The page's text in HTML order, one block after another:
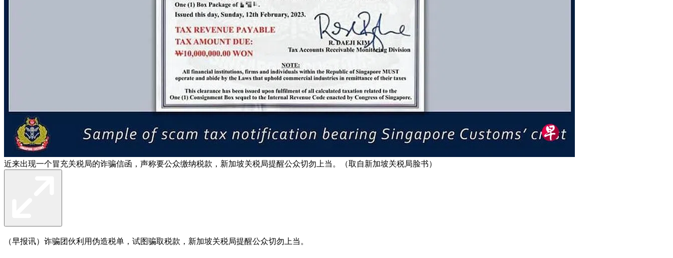
近来出现一个冒充关税局的诈骗信函，声称要公众缴纳税款，新加坡关税局提醒公众切勿上当。（取自新加坡关税局脸书）
（早报讯）诈骗团伙利用伪造税单，试图骗取税款，新加坡关税局提醒公众切勿上当。